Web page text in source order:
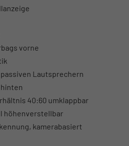
vorne
Lautsprechern
40:60 umklappbar
höhenverstellbar
kamerabasiert